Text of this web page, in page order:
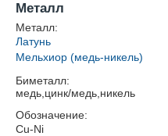
Металл
Металл:
Латунь
Мельхиор (медь-никель)
Биметалл:
медь,цинк/медь,никель
Обозначение:
Cu-Ni